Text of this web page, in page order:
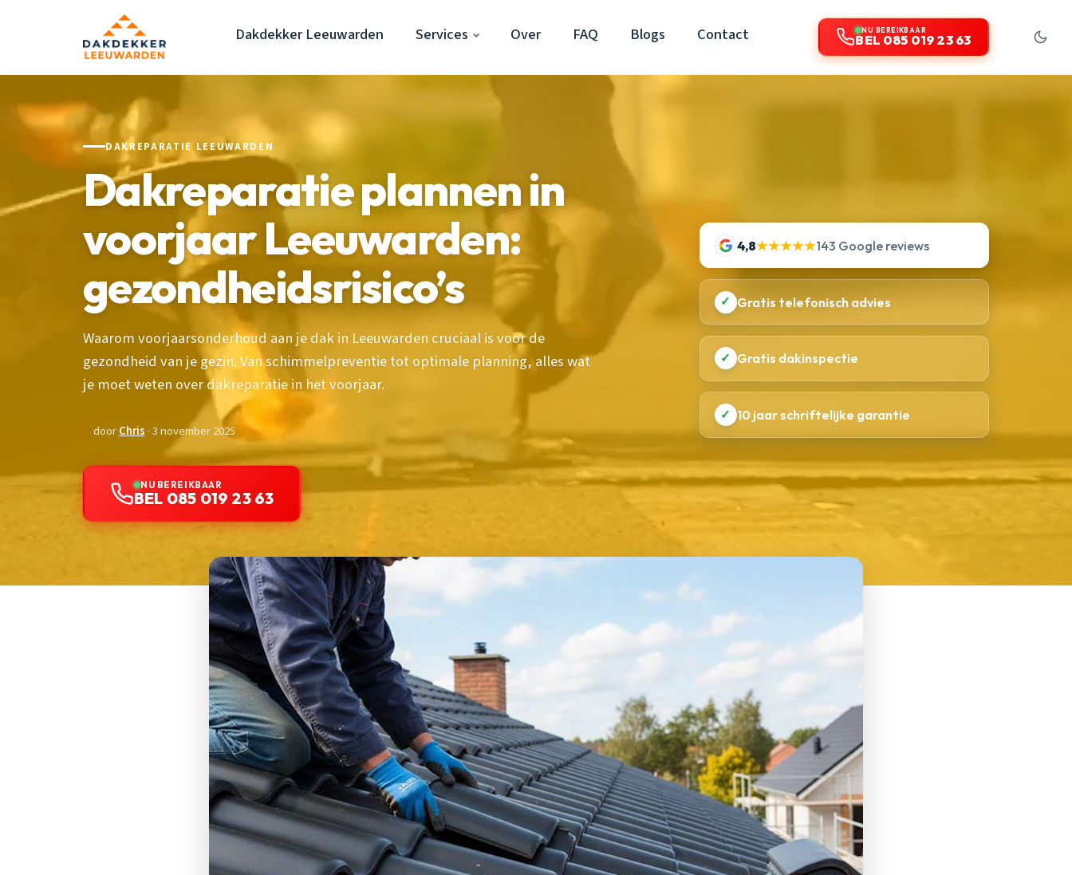
Dakdekker Leeuwarden Services Over FAQ Blogs Contact NU BEREIKBAAR
BEL 085 019 23 63
DAKREPARATIE LEEUWARDEN
Dakreparatie plannen in
voorjaar Leeuwarden:
gezondheidsrisico’s
Waarom voorjaarsonderhoud aan je dak in Leeuwarden cruciaal is voor de
gezondheid van je gezin. Van schimmelpreventie tot optimale planning, alles wat
je moet weten over dakreparatie in het voorjaar.
doorChris · 3 november 2025
NU BEREIKBAAR
BEL 085 019 23 63
4,8★★★★★143 Google reviews
✓ Gratis telefonisch advies
✓ Gratis dakinspectie
✓ 10 jaar schriftelijke garantie